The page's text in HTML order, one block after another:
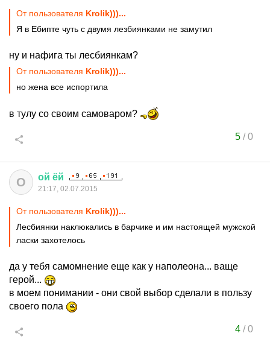
От пользователя Krolik)))...
Я в Ебипте чуть с двумя лезбиянками не замутил
ну и нафига ты лесбиянкам?
От пользователя Krolik)))...
но жена все испортила
в тулу со своим самоваром?
5/0
О ой ёй
21:17, 02.07.2015
От пользователя Krolik)))...
Лесбиянки наклюкались в барчике и им настоящей мужской
ласки захотелось
да у тебя самомнение еще как у наполеона... ваще
герой...
в моем понимании - они свой выбор сделали в пользу
своего пола
4/0